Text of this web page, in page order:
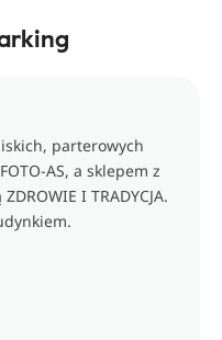
parterowych
AS, a sklepem z
I TRADYCJA.